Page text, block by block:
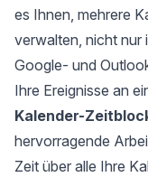
es Ihnen, mehrere
verwalten, nicht nur
Google- und
Ihre Ereignisse an
Kalender-
hervorragende
Zeit über alle Ihre